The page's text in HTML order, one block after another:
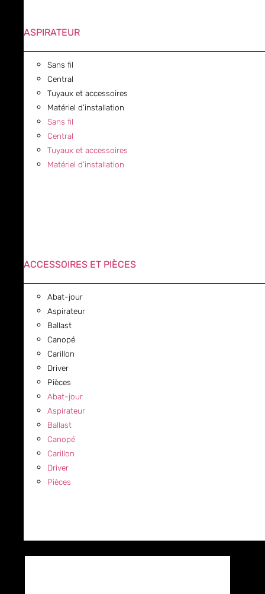
ASPIRATEUR
Sans fil
Central
Tuyaux et accessoires
Matériel d’installation
Sans fil
Central
Tuyaux et accessoires
Matériel d’installation
ACCESSOIRES ET PIÈCES
Abat-jour
Aspirateur
Ballast
Canopé
Carillon
Driver
Pièces
Abat-jour
Aspirateur
Ballast
Canopé
Carillon
Driver
Pièces